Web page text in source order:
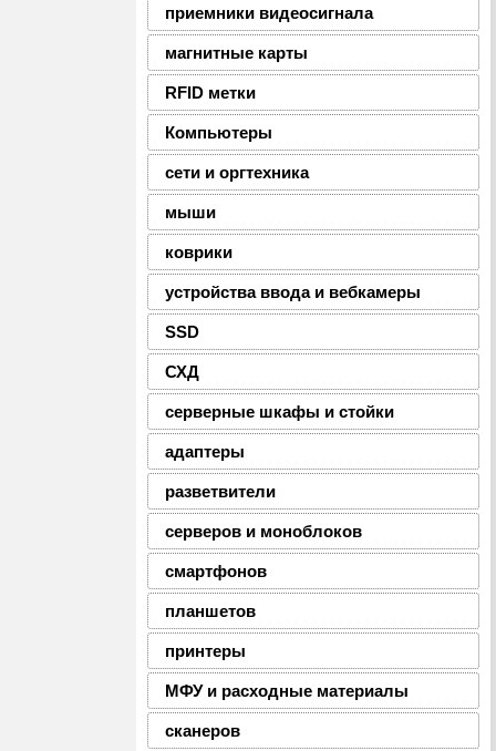
приемники видеосигнала
магнитные карты
RFID метки
Компьютеры
сети и оргтехника
мыши
коврики
устройства ввода и вебкамеры
SSD
СХД
серверные шкафы и стойки
адаптеры
разветвители
серверов и моноблоков
смартфонов
планшетов
принтеры
МФУ и расходные материалы
сканеров